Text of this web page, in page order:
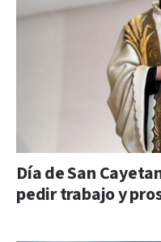
Día de San
pedir trabajo y